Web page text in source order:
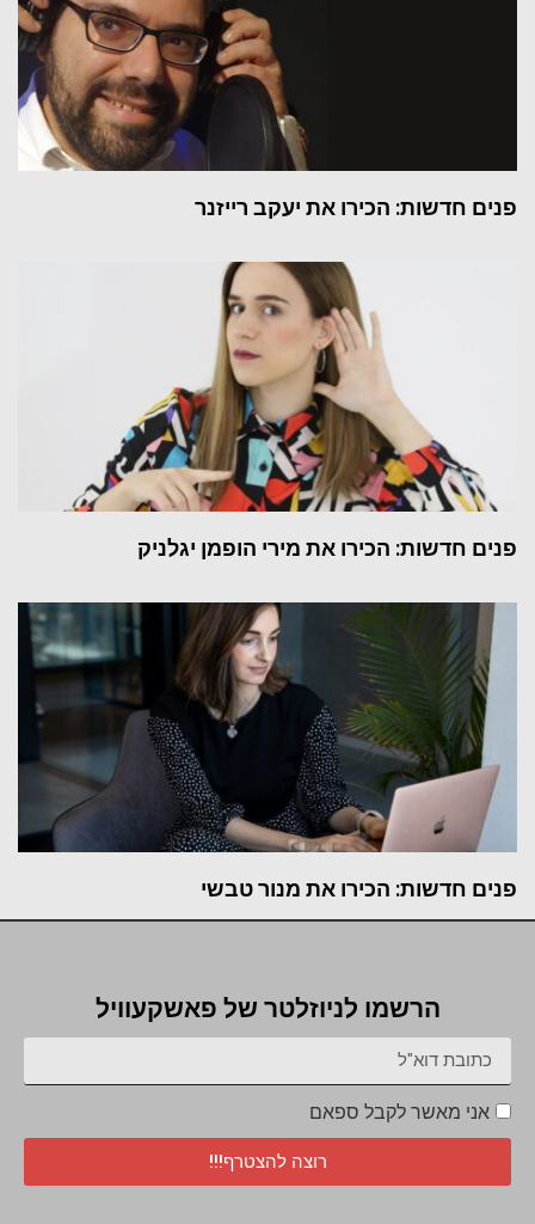
פנים חדשות: הכירו את יעקב רייזנר
פנים חדשות: הכירו את מירי הופמן יגלניק
פנים חדשות: הכירו את מנור טבשי
הרשמו לניוזלטר של פאשקעוויל
אני מאשר לקבל ספאם
רוצה להצטרף!!!